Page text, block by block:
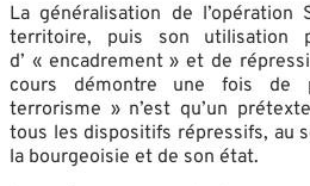
La généralisation de
territoire, puis son utilisation
d’ « encadrement » et de
cours démontre une fois de
terrorisme » n’est qu’un
tous les dispositifs répressifs, au
la bourgeoisie et de son état.